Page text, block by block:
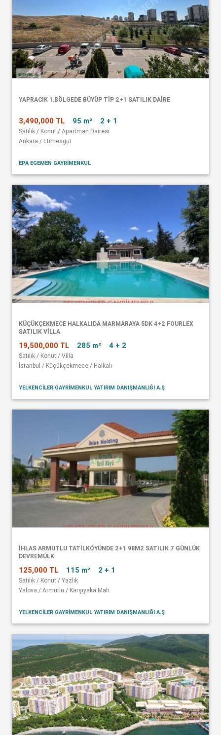
YAPRACIK 1.BÖLGEDE BÜYÜP TİP 2+1 SATILIK DAİRE
3,490,000 TL 95 m² 2 + 1
Satılık / Konut / Apartman Dairesi
Ankara / Etimesgut
EPA EGEMEN GAYRİMENKUL
KÜÇÜKÇEKMECE HALKALIDA MARMARAYA 5DK 4+2 FOURLEX
SATILIK VİLLA
19,500,000 TL 285 m² 4 + 2
Satılık / Konut / Villa
İstanbul / Küçükçekmece / Halkalı
YELKENCİLER GAYRİMENKUL YATIRIM DANIŞMANLIĞI A.Ş
İHLAS ARMUTLU TATİLKÖYÜNDE 2+1 98M2 SATILIK 7 GÜNLÜK
DEVREMÜLK
125,000 TL 115 m² 2 + 1
Satılık / Konut / Yazlık
Yalova / Armutlu / Karşıyaka Mah.
YELKENCİLER GAYRİMENKUL YATIRIM DANIŞMANLIĞI A.Ş